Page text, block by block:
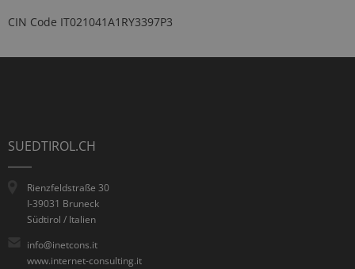
CIN Code IT021041A1RY3397P3
SUEDTIROL.CH
Rienzfeldstraße 30
I-39031 Bruneck
Südtirol / Italien
info@inetcons.it
www.internet-consulting.it